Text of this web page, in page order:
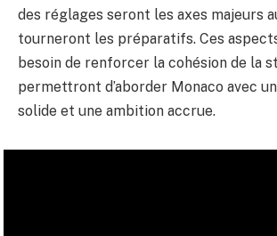
des réglages seront les axes majeurs
tourneront les préparatifs. Ces
besoin de renforcer la cohésion de la
permettront d’aborder Monaco avec
solide et une ambition accrue.